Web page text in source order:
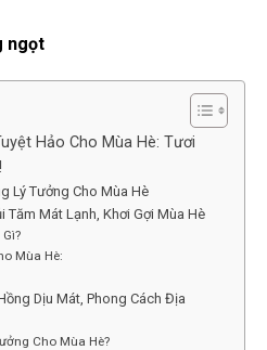
ngọt
Hảo Cho Mùa Hè: Tươi
Lý Tưởng Cho Mùa Hè
Tăm Mát Lạnh, Khơi Gợi Mùa Hè
Mùa Hè:
Dịu Mát, Phong Cách Địa
Cho Mùa Hè?